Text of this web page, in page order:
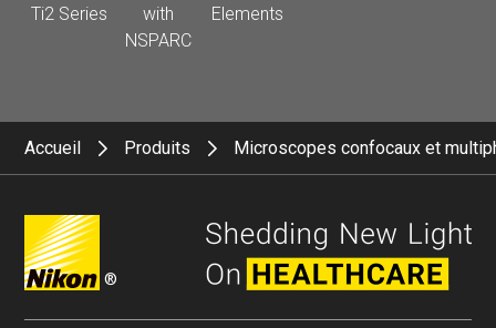
Ti2 Series
with
NSPARC
Elements
Accueil Produits Microscopes confocaux et
®